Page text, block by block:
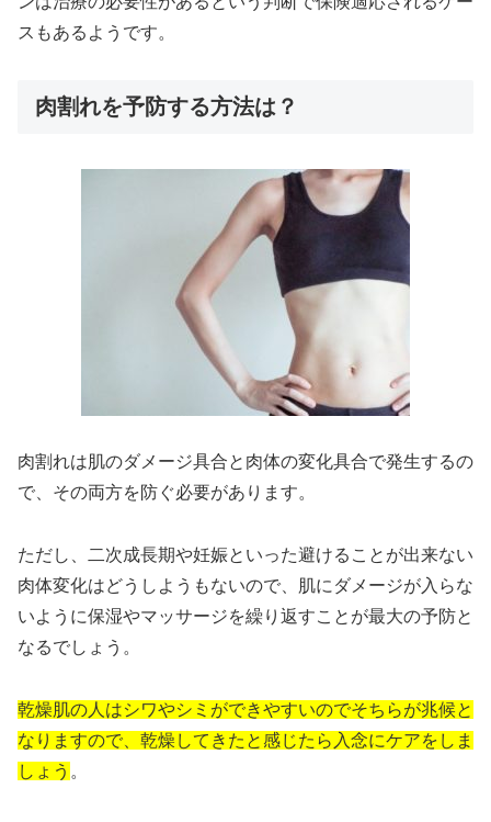
スもあるようです。
肉割れを予防する方法は？
肉割れは肌のダメージ具合と肉体の変化具合で発生するの
で、その両方を防ぐ必要があります。
ただし、二次成長期や妊娠といった避けることが出来ない
肉体変化はどうしようもないので、肌にダメージが入らな
いように保湿やマッサージを繰り返すことが最大の予防と
なるでしょう。
乾燥肌の人はシワやシミができやすいのでそちらが兆候と
なりますので、乾燥してきたと感じたら入念にケアをしま
しょう 。